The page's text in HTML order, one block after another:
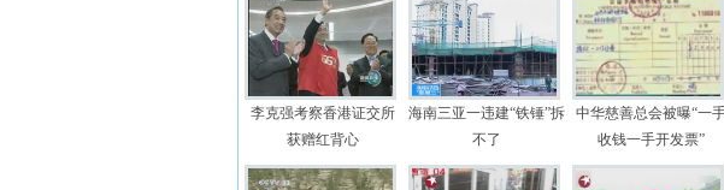
李克强考察香港证交所
获赠红背心
海南三亚一违建“铁锤”拆
不了
中华慈善总会被曝“一
收钱一手开发票”